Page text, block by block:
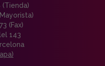
(Tienda)
(Fax)
143